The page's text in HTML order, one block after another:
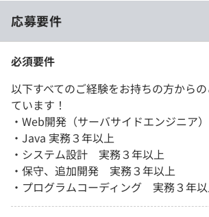
応募要件
必須要件
以下すべてのご経験をお持ちの方から
ています！
・Web開発（サーバサイドエンジニ
・Java 実務３年以上
・システム設計 実務３年以上
・保守、追加開発 実務３年以上
・プログラムコーディング 実務３年